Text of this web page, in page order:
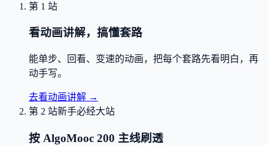
第 1 站
看动画讲解，搞懂套路
能单步、回看、变速的动画，把每个套路先看明白，再
动手写。
去看动画讲解 →
第 2 站新手必经大站
按 AlgoMooc 200 主线刷透